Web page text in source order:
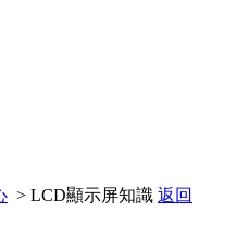
> LCD顯示屏知識 返回